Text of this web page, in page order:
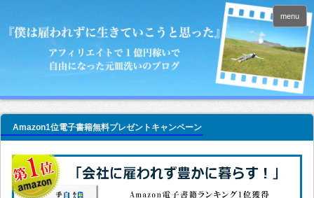
menu
Amazon1位電子書籍無料プレゼントキャンペーン